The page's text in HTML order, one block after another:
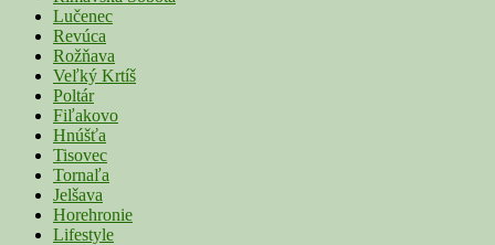
Lučenec
Revúca
Rožňava
Veľký Krtíš
Poltár
Fiľakovo
Hnúšťa
Tisovec
Tornaľa
Jelšava
Horehronie
Lifestyle